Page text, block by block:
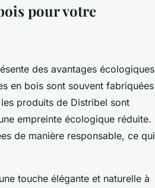
pour votre
des avantages écologiques
en bois sont souvent fabriquées
produits de Distribel sont
empreinte écologique réduite.
de manière responsable, ce qui
touche élégante et naturelle à